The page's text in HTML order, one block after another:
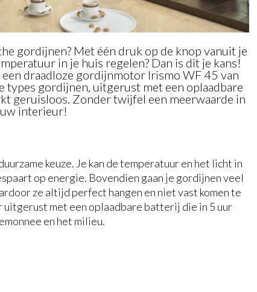
gordijnen? Met één druk op de knop vanuit je
in je huis regelen? Dan is dit je kans!
draadloze gordijnmotor Irismo WF 45 van
types gordijnen, uitgerust met een oplaadbare
geruisloos. Zonder twijfel een meerwaarde in
interieur!
keuze. Je kan de temperatuur en het licht in
op energie. Bovendien gaan je gordijnen veel
ze altijd perfect hangen en niet vast komen te
met een oplaadbare batterij die in 5 uur
en het milieu.